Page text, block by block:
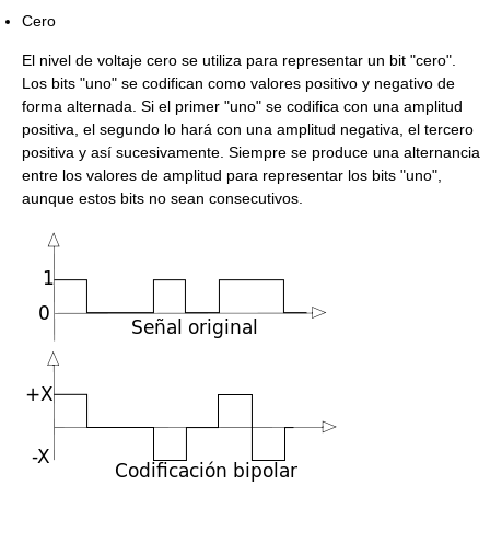
Cero
El nivel de voltaje cero se utiliza para representar un bit "cero".
Los bits "uno" se codifican como valores positivo y negativo de
forma alternada. Si el primer "uno" se codifica con una amplitud
positiva, el segundo lo hará con una amplitud negativa, el tercero
positiva y así sucesivamente. Siempre se produce una alternancia
entre los valores de amplitud para representar los bits "uno",
aunque estos bits no sean consecutivos.